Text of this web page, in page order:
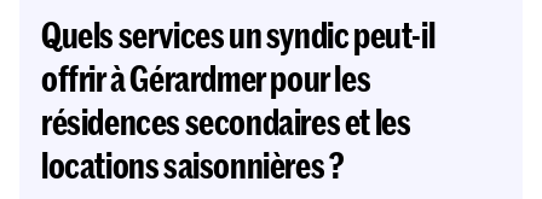
Quels services un syndic peut-il
offrir à Gérardmer pour les
résidences secondaires et les
locations saisonnières ?